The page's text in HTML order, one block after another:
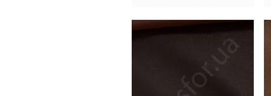
Производитель: